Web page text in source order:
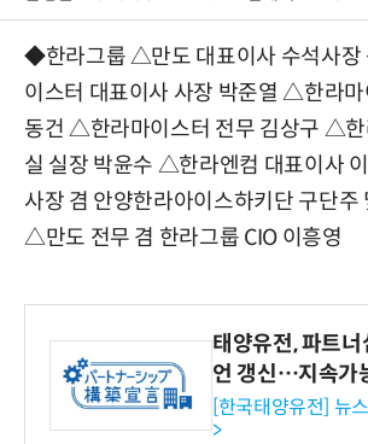
◆한라그룹 △만도 대표이사 수석사
이스터 대표이사 사장 박준열 △한라마
동건 △한라마이스터 전무 김상구 △한
실 실장 박윤수 △한라엔컴 대표이사
사장 겸 안양한라아이스하키단 구단주
△만도 전무 겸 한라그룹 CIO 이흥영
태양유전, 파트너
언 갱신…지속가
협력 강화
[한국태양유전] 뉴
>